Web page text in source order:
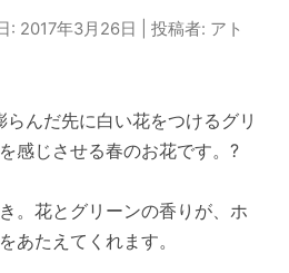
: 2017年3月26日 |投稿者: アト
んだ先に白い花をつけるグリ
感じさせる春のお花です。?
。花とグリーンの香りが、ホ
たえてくれます。